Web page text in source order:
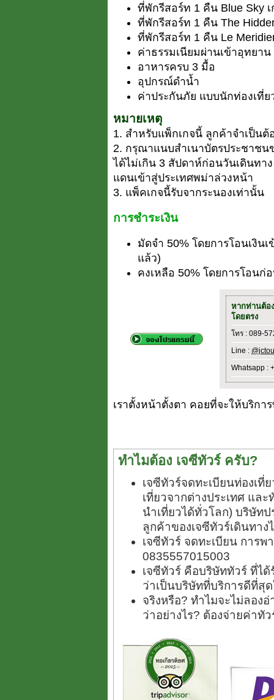
ที่พักรีสอร์ท 1 คืน Blue Sky
ที่พักรีสอร์ท 1 คืน The
ที่พักรีสอร์ท 1 คืน Le
ค่าธรรมเนียมผ่านเข้าอุทยา
อาหารครบ 3 มื้อ
อุปกรณ์ดำน้ำ
ค่าประกันภัย แบบนักท่องเที่ย
หมายเหตุ
1. สำหรับแพ็กเกจนี้ ลูกค้าจำเป็นต้
2. กรุณาแนบสำเนาบัตรประชาชน
ได้ไม่เกิน 3 สัปดาห์ก่อนวันเดินทา
แดนเข้าสู่ประเทศพม่าล่วงหน้า
3. แพ็คเกจนี้รับจากระนองเท่านั้น
การชำระเงิน
มัดจำ 50% โดยการโอนเงิน
แล้ว)
คงเหลือ 50% โดยการโอนก่
หากท่านต้อ
โดยตรง
โทร : 089-
Line :
Whatsapp :
เราตั้งหน้าตั้งตา คอยที่จะให้บริก
ทำไมต้อง เจซีทัวร์ ครับ?
เจซีทัวร์จดทะเบียนท่องเที่
เที่ยวจากต่างประเทศ แล
นำเที่ยวได้ทั่วโลก) บริษัท
ลูกค้าของเจซีทัวร์เดินทาง
เจซีทัวร์ จดทะเบียน การ
0835557015003
เจซีทัวร์ คือบริษัททัวร์ ที่ไ
ว่าเป็นบริษัทที่บริการดีที่สุ
จริงหรือ? ทำไมจะไม่ลอง
ว่าอย่างไร? ต้องจ่ายค่าทั